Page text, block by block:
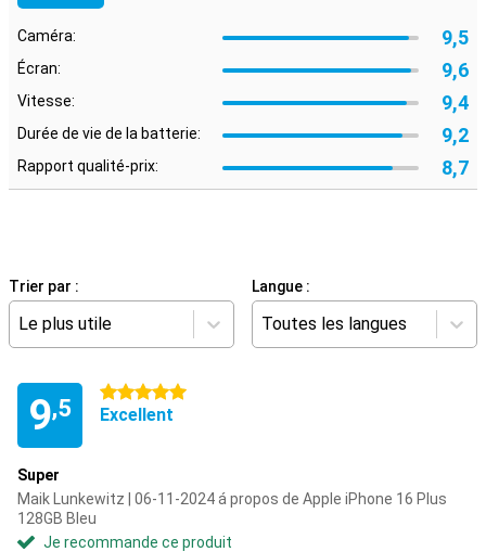
Caméra: 9,5
Écran: 9,6
Vitesse: 9,4
Durée de vie de la batterie: 9,2
Rapport qualité-prix: 8,7
Trier par :
Le plus utile
Langue :
Toutes les langues
9,5
5 étoiles
Excellent
Super
Maik Lunkewitz | 06-11-2024 á propos de Apple iPhone 16 Plus
128GB Bleu
Je recommande ce produit